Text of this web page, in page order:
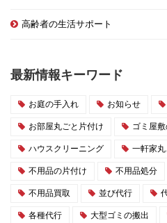
高齢者の生活サポート
最新情報キーワード
お庭の手入れ お知らせ
お部屋丸ごと片付け ゴミ屋
ハウスクリーニング 一軒家
不用品の片付け 不用品処分
不用品買取 並び代行
各種代行 大型ゴミの搬出